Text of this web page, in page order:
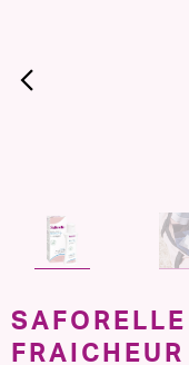
FRAICHEUR